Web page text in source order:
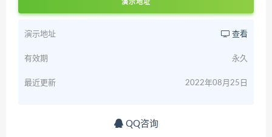
演示地址
演示地址 查看
有效期 永久
最近更新 2022年08月25日
QQ咨询